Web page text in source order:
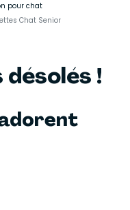
pour chat
Chat Senior
désolés !